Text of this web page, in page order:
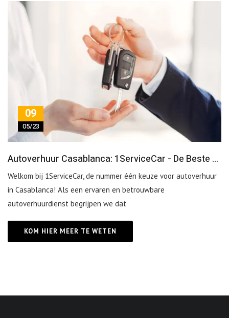
09
05/23
Autoverhuur Casablanca: 1ServiceCar - De Beste Keuze voor Autoverhuur in Casablanca
Welkom bij 1ServiceCar, de nummer één keuze voor autoverhuur
in Casablanca! Als een ervaren en betrouwbare
autoverhuurdienst begrijpen we dat
KOM HIER MEER TE WETEN